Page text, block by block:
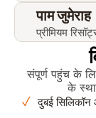
पाम जुमेराह
प्रीमियम
संपूर्ण पहुंच के
के
दुबई